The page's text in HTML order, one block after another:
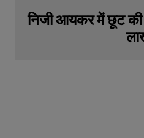
निजी आयकर में छूट की